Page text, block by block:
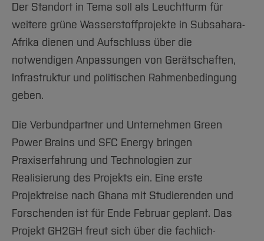
Der Standort in Tema soll als Leuchtturm für
weitere grüne Wasserstoffprojekte in Subsahara-
Afrika dienen und Aufschluss über die
notwendigen Anpassungen von Gerätschaften,
Infrastruktur und politischen Rahmenbedingung
geben.
Die Verbundpartner und Unternehmen Green
Power Brains und SFC Energy bringen
Praxiserfahrung und Technologien zur
Realisierung des Projekts ein. Eine erste
Projektreise nach Ghana mit Studierenden und
Forschenden ist für Ende Februar geplant. Das
Projekt GH2GH freut sich über die fachlich-